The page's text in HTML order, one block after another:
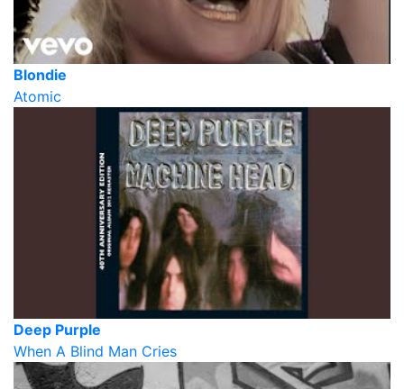
Blondie
Atomic
Deep Purple
When A Blind Man Cries